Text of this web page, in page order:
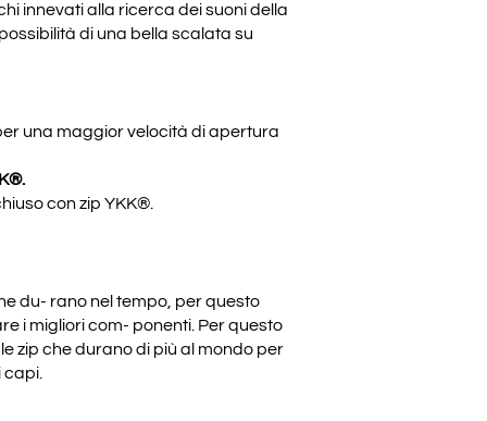
innevati alla ricerca dei suoni della
di una bella scalata su
una maggior velocità di apertura
con zip YKK®.
du- rano nel tempo, per questo
i migliori com- ponenti. Per questo
zip che durano di più al mondo per
capi.